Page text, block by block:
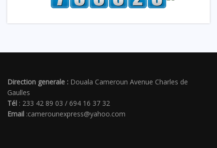
Direction generale : Douala Cameroun Avenue Charles de
Gaulles
Tél : 233 42 89 03 / 694 16 37 32
Email :camerounexpress@yahoo.com